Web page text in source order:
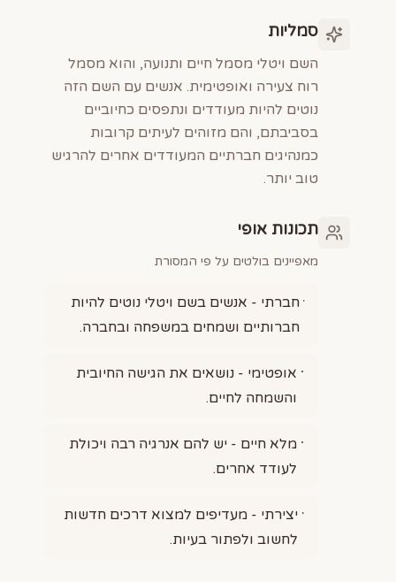
סמליות
השם ויטלי מסמל חיים ותנועה, והוא מסמל
רוח צעירה ואופטימית. אנשים עם השם הזה
נוטים להיות מעודדים ונתפסים כחיוביים
בסביבתם, והם מזוהים לעיתים קרובות
כמנהיגים חברתיים המעודדים אחרים להרגיש
טוב יותר.
תכונות אופי
מאפיינים בולטים על פי המסורת
חברתי - אנשים בשם ויטלי נוטים להיות
חברותיים ושמחים במשפחה ובחברה.
אופטימי - נושאים את הגישה החיובית
והשמחה לחיים.
מלא חיים - יש להם אנרגיה רבה ויכולת
לעודד אחרים.
יצירתי - מעדיפים למצוא דרכים חדשות
לחשוב ולפתור בעיות.